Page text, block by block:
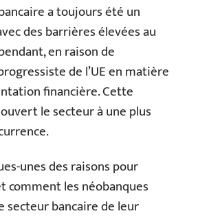
a toujours été un
des barrières élevées au
en raison de
de l’UE en matière
financière. Cette
le secteur à une plus
unes des raisons pour
comment les néobanques
secteur bancaire de leur